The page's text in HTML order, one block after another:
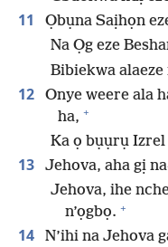
11 Ọbụna Saịhọn
Na Ọg eze
Bibiekwa
12
Onye weere ala
ha, +
Ka ọ bụụrụ
13 Jehova, aha gị
Jehova, ihe
n’ọgbọ. +
14 N’ihi na Jehova